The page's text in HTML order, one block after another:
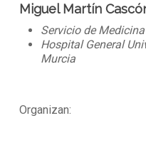
Miguel Martín
Servicio de
Hospital General
Murcia
Organizan: